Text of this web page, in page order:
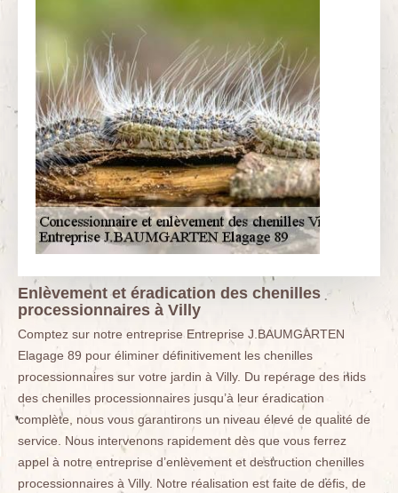
Enlèvement et éradication des chenilles
processionnaires à Villy
Comptez sur notre entreprise Entreprise J.BAUMGARTEN
Elagage 89 pour éliminer définitivement les chenilles
processionnaires sur votre jardin à Villy. Du repérage des nids
des chenilles processionnaires jusqu’à leur éradication
complète, nous vous garantirons un niveau élevé de qualité de
service. Nous intervenons rapidement dès que vous ferrez
appel à notre entreprise d’enlèvement et destruction chenilles
processionnaires à Villy. Notre réalisation est faite de défis, de